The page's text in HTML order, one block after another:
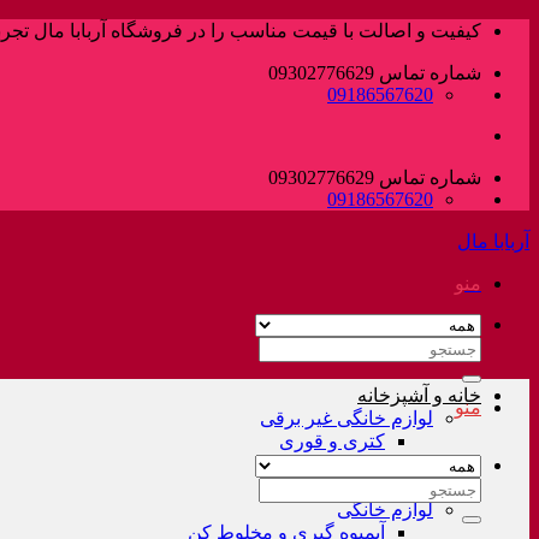
پرش
محتوا
کیفیت و اصالت با قیمت مناسب را در فروشگاه آربابا مال
شماره تماس 09302776629
09186567620
شماره تماس 09302776629
09186567620
آربابا مال
منو
جستجو
خانه و آشپزخانه
لوازم خانگی غیر برقی
کتری و قوری
لوازم خانگی
آبمیوه گیری و مخلوط کن
منو
جستجو
برای: